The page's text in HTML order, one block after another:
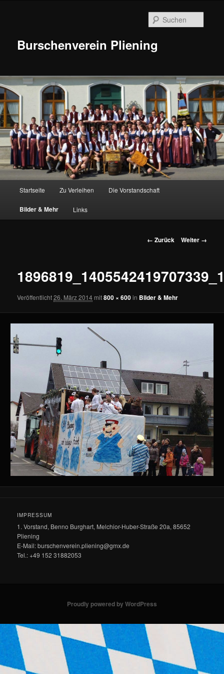
Burschenverein Pliening
Zum
Inhalt
Startseite Zu Verleihen Die Vorstandschaft
Bilder & Mehr Links
Bilder-
← Zurück Weiter →
Veröffentlicht26. März 2014 mit800 × 600in Bilder & Mehr
IMPRESSUM
1. Vorstand, Benno Burghart, Melchior-Huber-Straße 20a, 85652
Pliening
E-Mail: burschenverein.pliening@gmx.de
Tel.: +49 152 31882053
Proudly powered by WordPress